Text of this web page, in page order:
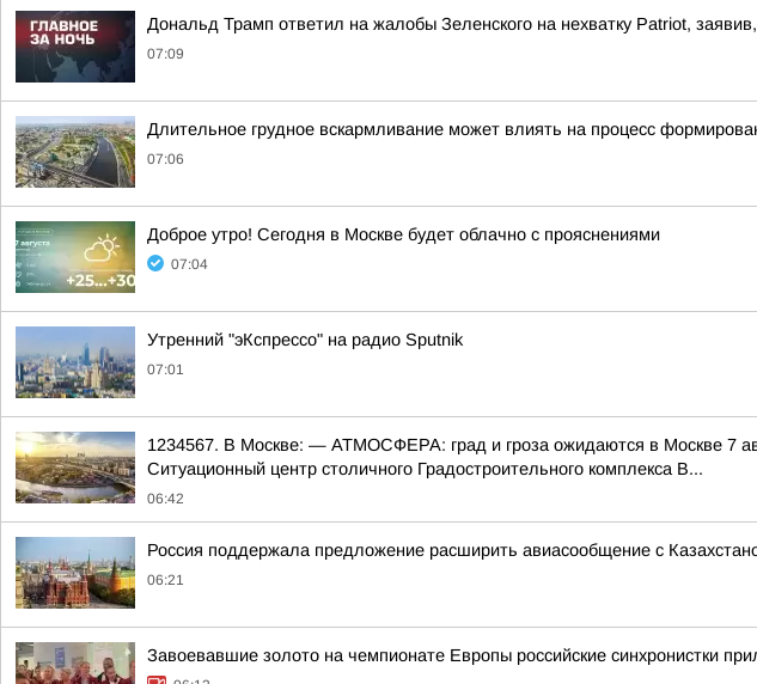
Дональд Трамп ответил на жалобы Зеленского на нехватку Patriot,
07:09
Длительное грудное вскармливание может влиять на процесс
07:06
Доброе утро! Сегодня в Москве будет облачно с прояснениями
07:04
Утренний "эКспрессо" на радио Sputnik
07:01
1234567. В Москве: — АТМОСФЕРА: град и гроза ожидаются в Москве 7
Ситуационный центр столичного Градостроительного комплекса В...
06:42
Россия поддержала предложение расширить авиасообщение с
06:21
Завоевавшие золото на чемпионате Европы российские синхронистки